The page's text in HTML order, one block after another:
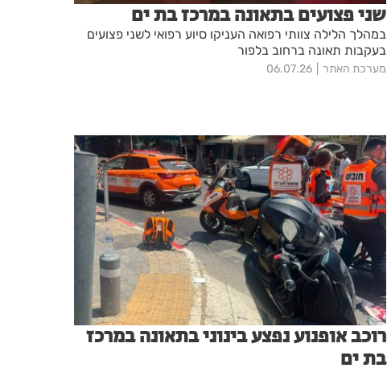
שני פצועים בתאונה במרכז בת ים
במהלך הלילה צוותי רפואה העניקו סיוע רפואי לשני פצועים
בעקבות תאונה ברחוב בלפור
מערכת האתר 06.07.26
רוכב אופנוע נפצע בינוני בתאונה במרכז
בת ים